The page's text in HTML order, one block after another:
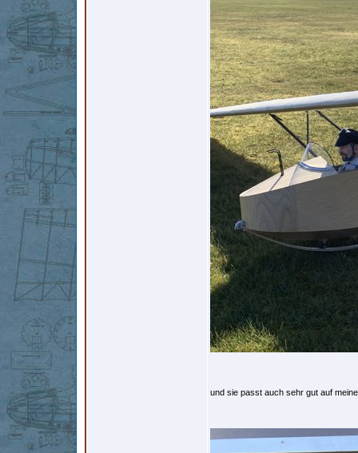
und sie passt auch sehr gut auf